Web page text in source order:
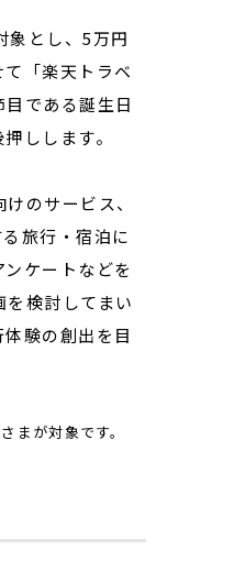
象とし、5万円
「楽天トラベ
である誕生日
しします。
のサービス、
旅行・宿泊に
ケートなどを
検討してまい
験の創出を目
まが対象です。